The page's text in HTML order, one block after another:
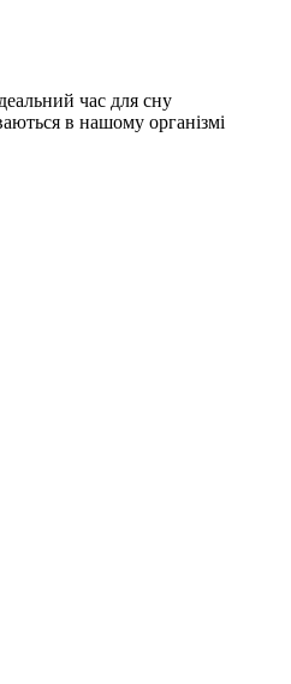
час для сну
в нашому організмі